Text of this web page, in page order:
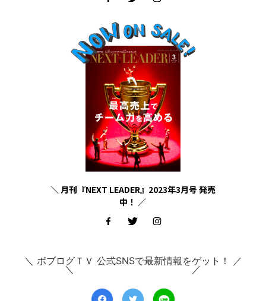
＼ 月刊『NEXT LEADER』2023年3月号 発売
中！ ／
＼ ボブログＴＶ 公式SNSで最新情報をゲット！ ／